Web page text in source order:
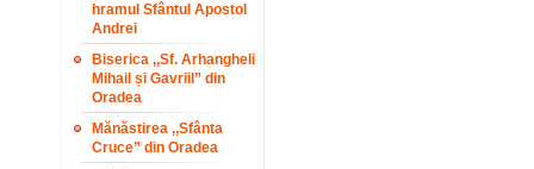
hramul Sfântul Apostol
Andrei
Biserica ,,Sf. Arhangheli
Mihail și Gavriil” din
Oradea
Mănăstirea ,,Sfânta
Cruce” din Oradea